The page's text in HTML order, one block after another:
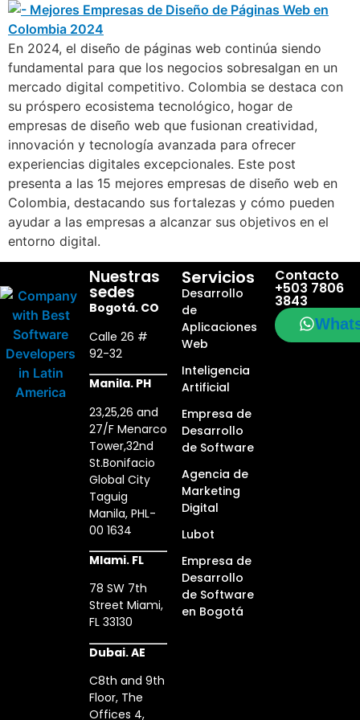
En 2024, el diseño de páginas web continúa siendo
fundamental para que los negocios sobresalgan en un
mercado digital competitivo. Colombia se destaca con
su próspero ecosistema tecnológico, hogar de
empresas de diseño web que fusionan creatividad,
innovación y tecnología avanzada para ofrecer
experiencias digitales excepcionales. Este post
presenta a las 15 mejores empresas de diseño web en
Colombia, destacando sus fortalezas y cómo pueden
ayudar a las empresas a alcanzar sus objetivos en el
entorno digital.
Nuestras
sedes
Bogotá. CO
Calle 26 #
92-32
Manila. PH
23,25,26 and
27/F Menarco
Tower,32nd
St.Bonifacio
Global City
Taguig
Manila, PHL-
00 1634
MIami. FL
78 SW 7th
Street Miami,
FL 33130
Dubai. AE
C8th and 9th
Floor, The
Offices 4,
Servicios
Desarrollo
de
Aplicaciones
Web
Inteligencia
Artificial
Empresa de
Desarrollo
de Software
Agencia de
Marketing
Digital
Lubot
Empresa de
Desarrollo
de Software
en Bogotá
Contacto
+503 7806
3843